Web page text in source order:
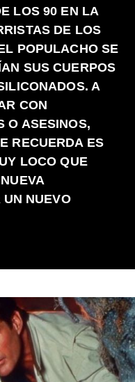
LOS 90 EN LA
DE LOS
POPULACHO SE
SUS CUERPOS
A
CON
O ASESINOS,
RECUERDA ES
LOCO QUE
UN NUEVO